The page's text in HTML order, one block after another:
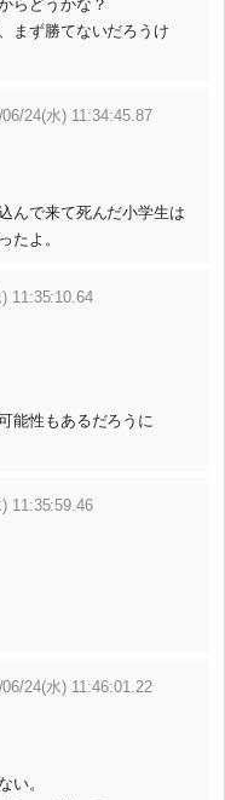
らどうかな？
まず勝てないだろうけ
24(水) 11:34:45.87
んで来て死んだ小学生は
たよ。
11:35:10.64
能性もあるだろうに
11:35:59.46
24(水) 11:46:01.22
い。